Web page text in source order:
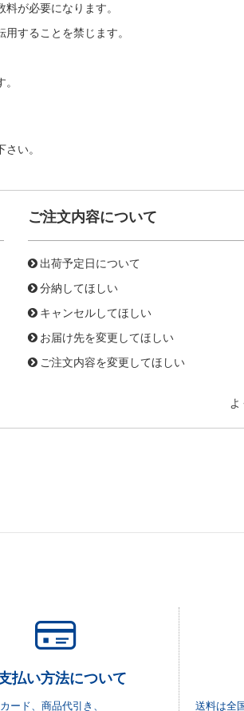
が必要になります。
することを禁じます。
い。
ご注文内容について
出荷予定日について
分納してほしい
キャンセルしてほしい
お届け先を変更してほしい
ご注文内容を変更してほしい
払い方法について
ード、商品代引き、 送料は全